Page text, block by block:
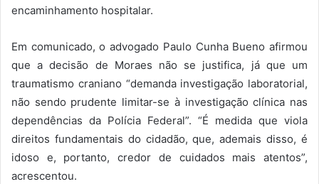
encaminhamento hospitalar.
Em comunicado, o advogado Paulo Cunha Bueno afirmou
que a decisão de Moraes não se justifica, já que um
traumatismo craniano “demanda investigação laboratorial,
não sendo prudente limitar-se à investigação clínica nas
dependências da Polícia Federal”. “É medida que viola
direitos fundamentais do cidadão, que, ademais disso, é
idoso e, portanto, credor de cuidados mais atentos”,
acrescentou.